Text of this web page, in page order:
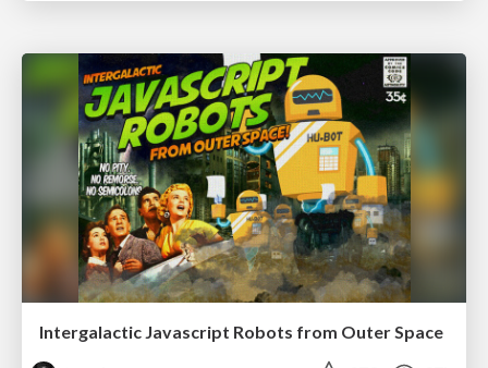
Intergalactic Javascript Robots from Outer Space